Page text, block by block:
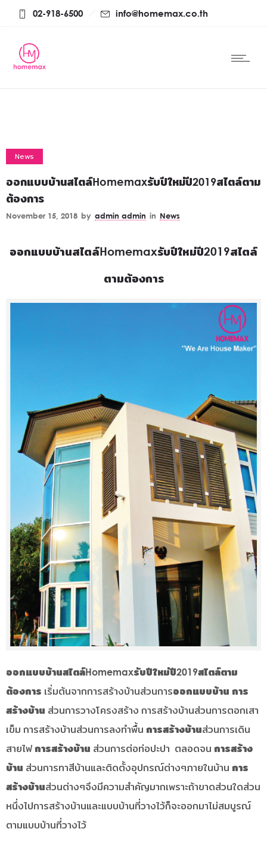
02-918-6500 info@homemax.co.th
News
ออกแบบบ้านสไตล์Homemaxรับปีใหม่ปี2019สไตล์ตาม
ต้องการ
November 15, 2018 by admin admin in News
ออกแบบบ้านสไตล์Homemaxรับปีใหม่ปี2019สไตล์
ตามต้องการ
ออกแบบบ้านสไตล์Homemaxรับปีใหม่ปี2019สไตล์ตาม
ต้องการ เริ่มต้นจากการสร้างบ้านส่วนการออกแบบบ้าน การ
สร้างบ้าน ส่วนการวางโครงสร้าง การสร้างบ้านส่วนการตอกเสา
เข็ม การสร้างบ้านส่วนการลงทำพื้น การสร้างบ้านส่วนการเดิน
สายไฟ การสร้างบ้าน ส่วนการต่อท่อปะปา ตลอดจน การสร้าง
บ้าน ส่วนการทาสีบ้านและติดตั้งอุปกรณ์ต่างๆภายในบ้าน การ
สร้างบ้านส่วนต่างๆจึงมีความสำคัญมากเพราะถ้าขาดส่วนใดส่วน
หนึ่งไปการสร้างบ้านและแบบบ้านที่วางไว้ก็จะออกมาไม่สมบูรณ์
ตามแบบบ้านที่วางไว้